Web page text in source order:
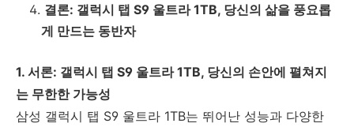
결론: 갤럭시 탭 S9 울트라 1TB, 당신의 삶을 풍요롭
게 만드는 동반자
1. 서론: 갤럭시 탭 S9 울트라 1TB, 당신의 손안에 펼쳐지
는 무한한 가능성
삼성 갤럭시 탭 S9 울트라 1TB는 뛰어난 성능과 다양한